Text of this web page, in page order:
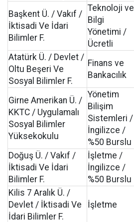
Başkent Ü. / Vakıf /
İktisadi Ve İdari
Bilimler F.
Teknoloji ve
Bilgi
Yönetimi /
Ücretli
Atatürk Ü. / Devlet /
Oltu Beşeri Ve
Sosyal Bilimler F.
Finans ve
Bankacılık
Girne Amerikan Ü. /
KKTC / Uygulamalı
Sosyal Bilimler
Yüksekokulu
Yönetim
Bilişim
Sistemleri /
İngilizce /
%50 Burslu
Doğuş Ü. / Vakıf /
İktisadi Ve İdari
Bilimler F.
İşletme /
İngilizce /
%50 Burslu
Kilis 7 Aralık Ü. /
Devlet / İktisadi Ve
İdari Bilimler F.
İşletme